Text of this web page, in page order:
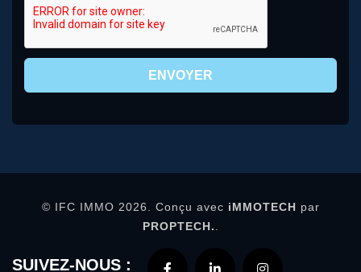
ENVOYER
© IFC IMMO 2026. Conçu avec iMMOTECH par
PROPTECH.
SUIVEZ-NOUS :